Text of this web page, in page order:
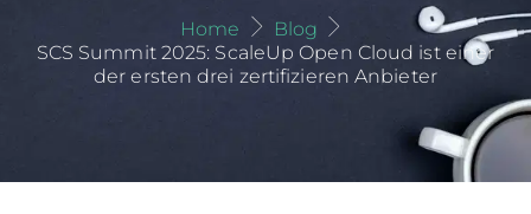
Home
Blog
SCS Summit 2025: ScaleUp Open Cloud ist einer
der ersten drei zertifizieren Anbieter